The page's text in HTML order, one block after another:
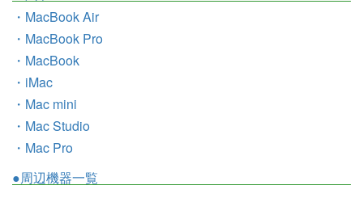
・MacBook Air
・MacBook Pro
・MacBook
・iMac
・Mac mini
・Mac Studio
・Mac Pro
●周辺機器一覧